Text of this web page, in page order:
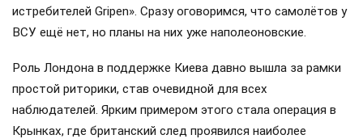
истребителей Gripen». Сразу оговоримся, что самолётов у
ВСУ ещё нет, но планы на них уже наполеоновские.
Роль Лондона в поддержке Киева давно вышла за рамки
простой риторики, став очевидной для всех
наблюдателей. Ярким примером этого стала операция в
Крынках, где британский след проявился наиболее